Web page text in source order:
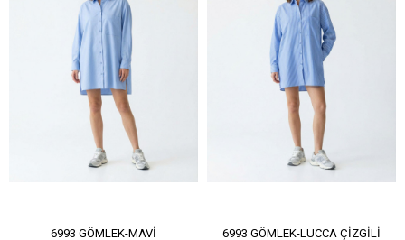
6993 GÖMLEK-MAVİ 6993 GÖMLEK-LUCCA ÇİZGİLİ